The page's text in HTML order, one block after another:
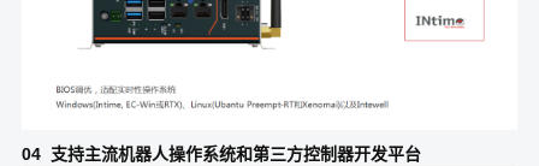
04 支持主流机器人操作系统和第三方控制器开发平台